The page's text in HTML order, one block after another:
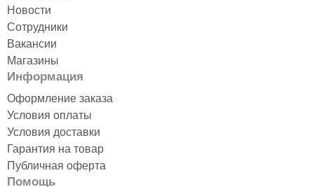
Новости
Сотрудники
Вакансии
Магазины
Информация
Оформление заказа
Условия оплаты
Условия доставки
Гарантия на товар
Публичная оферта
Помощь